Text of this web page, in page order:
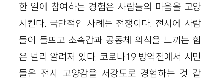
한 일에 참여하는 경험은 사람들의 마음을 고양
시킨다. 극단적인 사례는 전쟁이다. 전시에 사람
들이 들뜨고 소속감과 공동체 의식을 느끼는 힘
은 널리 알려져 있다. 코로나19 방역전에서 시민
들은 전시 고양감을 저강도로 경험하는 것 같